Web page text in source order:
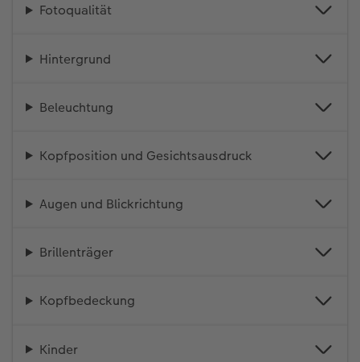
Fotoqualität
Hintergrund
Beleuchtung
Kopfposition und Gesichtsausdruck
Augen und Blickrichtung
Brillenträger
Kopfbedeckung
Kinder